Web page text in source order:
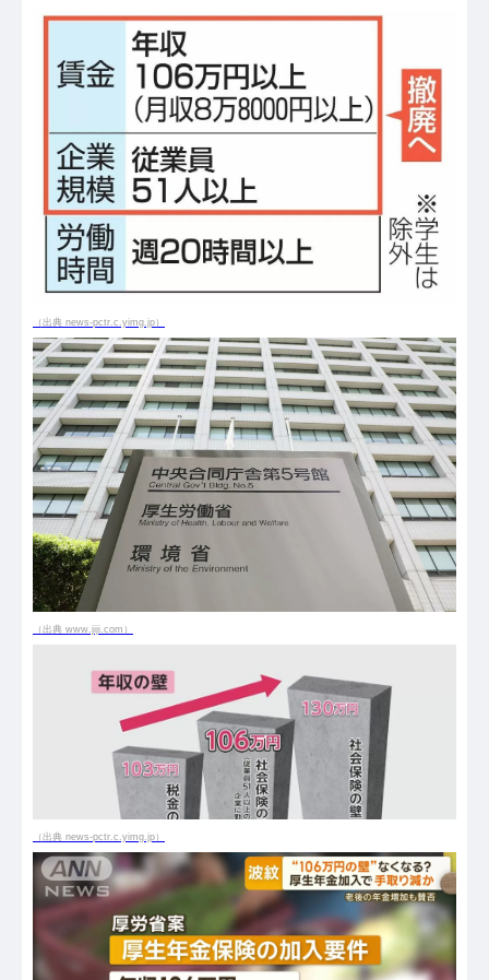
（出典 news-pctr.c.yimg.jp）
（出典 www.jiji.com）
（出典 news-pctr.c.yimg.jp）